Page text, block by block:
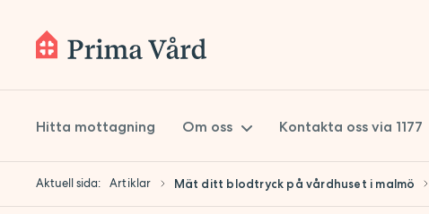
Hitta mottagning Om oss
Om Prima Vård
Kontakta oss via 1177
Aktuell sida: Artiklar Mät ditt blodtryck på vårdhuset i malmö